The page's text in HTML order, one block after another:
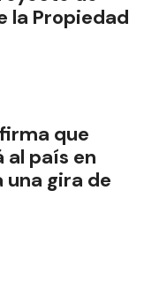
la Propiedad
que
al país en
gira de